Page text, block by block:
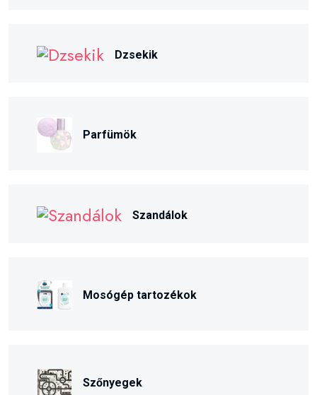
Dzsekik
Parfümök
Szandálok
Mosógép tartozékok
Szőnyegek